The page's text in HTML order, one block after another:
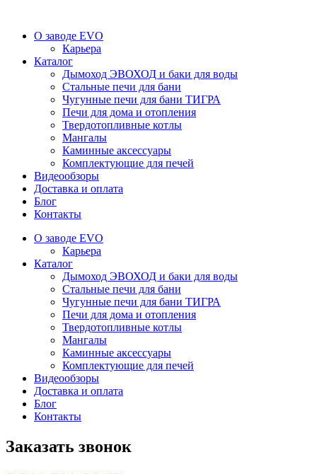
О заводе EVO
Карьера
Каталог
Дымоход ЭВОХОД и баки для воды
Стальные печи для бани
Чугунные печи для бани ТИГРА
Печи для дома и отопления
Твердотопливные котлы
Мангалы
Каминные аксессуары
Комплектующие для печей
Видеообзоры
Доставка и оплата
Блог
Контакты
О заводе EVO
Карьера
Каталог
Дымоход ЭВОХОД и баки для воды
Стальные печи для бани
Чугунные печи для бани ТИГРА
Печи для дома и отопления
Твердотопливные котлы
Мангалы
Каминные аксессуары
Комплектующие для печей
Видеообзоры
Доставка и оплата
Блог
Контакты
Заказать звонок